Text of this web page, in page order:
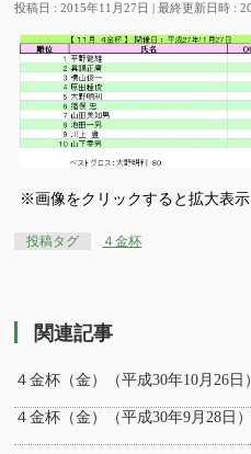
投稿日 : 2015年11月27日 最終更新日時 :
※画像をクリックすると拡大表示
投稿タグ ４金杯
関連記事
４金杯（金）（平成30年10月26日）
４金杯（金）（平成30年9月28日）